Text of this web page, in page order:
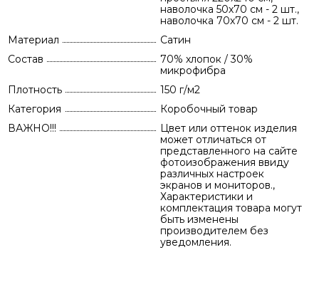
наволочка 50х70 см - 2 шт.,
наволочка 70х70 см - 2 шт.
Материал
Сатин
Состав
70% хлопок / 30%
микрофибра
Плотность
150 г/м2
Категория
Коробочный товар
ВАЖНО!!!
Цвет или оттенок изделия
может отличаться от
представленного на сайте
фотоизображения ввиду
различных настроек
экранов и мониторов.,
Характеристики и
комплектация товара могут
быть изменены
производителем без
уведомления.